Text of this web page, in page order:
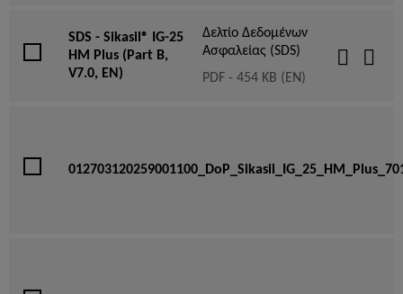
SDS - Sikasil® IG-25
HM Plus (Part B,
V7.0, EN)
Δελτίο Δεδομένων
Ασφαλείας (SDS)
PDF - 454 KB (EN)